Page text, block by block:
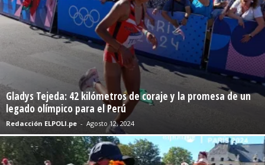
Gladys Tejeda: 42 kilómetros de coraje y la promesa de un
legado olímpico para el Perú
Redacción ELPOLI.pe - Agosto 12, 2024